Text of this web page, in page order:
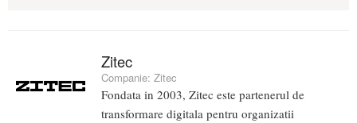
Zitec
Companie: Zitec
Fondata in 2003, Zitec este partenerul de
transformare digitala pentru organizatii